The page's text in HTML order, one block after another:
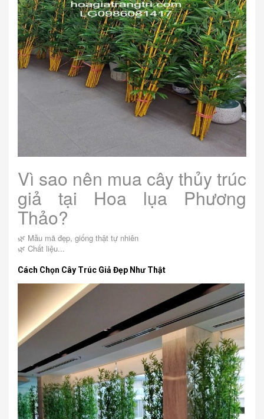
Vì sao nên mua cây thủy trúc
giả tại Hoa lụa Phương
Thảo?
🌿 Mẫu mã đẹp, giống thật tự nhiên
🌿 Chất liệu...
Cách Chọn Cây Trúc Giả Đẹp Như Thật